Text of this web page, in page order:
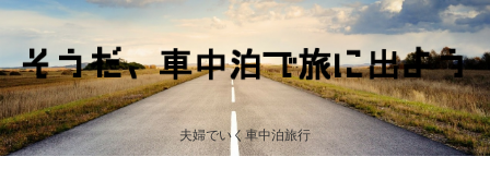
夫婦でいく車中泊旅行